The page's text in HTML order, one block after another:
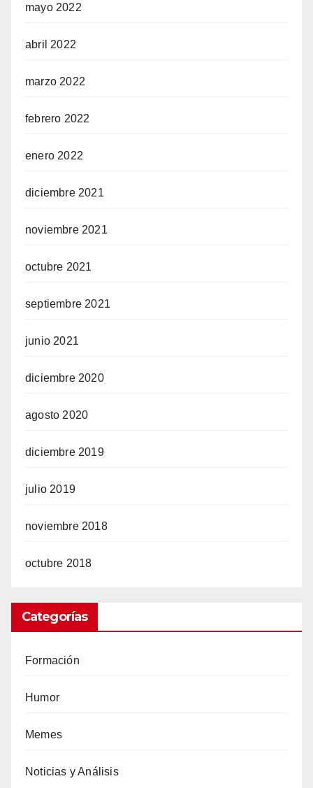
mayo 2022
abril 2022
marzo 2022
febrero 2022
enero 2022
diciembre 2021
noviembre 2021
octubre 2021
septiembre 2021
junio 2021
diciembre 2020
agosto 2020
diciembre 2019
julio 2019
noviembre 2018
octubre 2018
Categorías
Formación
Humor
Memes
Noticias y Análisis